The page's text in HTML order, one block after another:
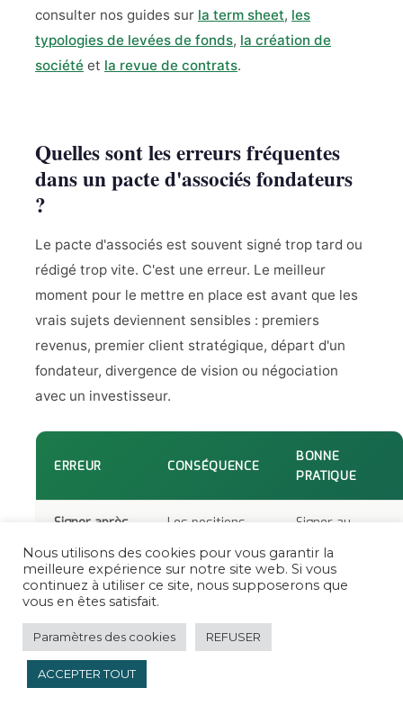
consulter nos guides sur la term sheet, les
typologies de levées de fonds, la création de
société et la revue de contrats.
Quelles sont les erreurs fréquentes
dans un pacte d'associés fondateurs
?
Le pacte d'associés est souvent signé trop tard ou
rédigé trop vite. C'est une erreur. Le meilleur
moment pour le mettre en place est avant que les
vrais sujets deviennent sensibles : premiers
revenus, premier client stratégique, départ d'un
fondateur, divergence de vision ou négociation
avec un investisseur.
ERREUR CONSÉQUENCE
BONNE
PRATIQUE
Signer après
Les positions
figées et la
négociation
émotionnelle.
Signer au
création ou
dès l'entrée
Oublier la
propriété
Nous utilisons des cookies pour vous garantir la
meilleure expérience sur notre site web. Si vous
continuez à utiliser ce site, nous supposerons que
vous en êtes satisfait.
Paramètres des cookies REFUSER
ACCEPTER TOUT